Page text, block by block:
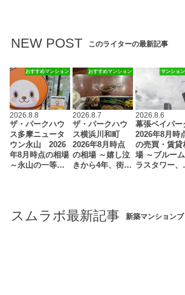
NEW POST このライターの最新記事
おすすめマンション
2026.8.8
ザ・パークハウ
ス多摩ニュータ
ウン永山 2026
年8月時点の相場
～永山の一等…
おすすめマンション
2026.8.7
ザ・パークハウ
ス横浜川和町
2026年8月時点
の相場 ～嬉し泣
きから4年、街…
マンショ
2026.8.6
幕張ベイパー
2026年8月時
の売買・賃貸
場 ～ブルー
ラスタワー
スムラボ最新記事 新築マンションブ